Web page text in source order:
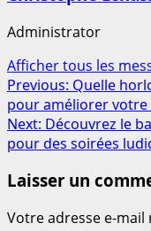
Administrator
Afficher tous les
Post
navigation
Previous: Quelle
pour améliorer
Next: Découvrez le
pour des soirées
Laisser un
Votre adresse e-mail